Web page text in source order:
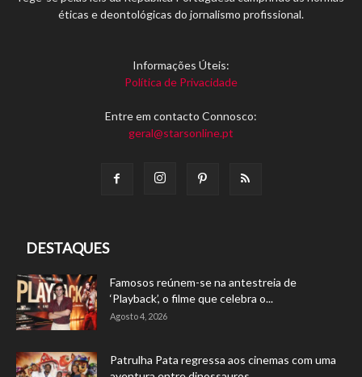
éticas e deontológicas do jornalismo profissional.
Informações Úteis:
Política de Privacidade
Entre em contacto Connosco:
geral@starsonline.pt
DESTAQUES
Famosos reúnem-se na antestreia de
‘Playback’, o filme que celebra o...
Agosto 4, 2026
Patrulha Pata regressa aos cinemas com uma